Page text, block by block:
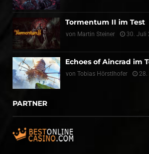
Tormentum II im Test
von Martin Steiner 30. Juli
Echoes of Aincrad im
von Tobias Hörstlhofer 28.
PARTNER